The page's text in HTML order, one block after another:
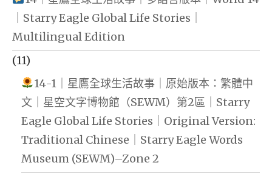
｜Starry Eagle Global Life Stories｜
Multilingual Edition
(11)
14-1｜星鷹全球生活故事｜原始版本：繁體中
文｜星空文字博物館（SEWM）第2區｜Starry
Eagle Global Life Stories｜Original Version:
Traditional Chinese｜Starry Eagle Words
Museum (SEWM)–Zone 2